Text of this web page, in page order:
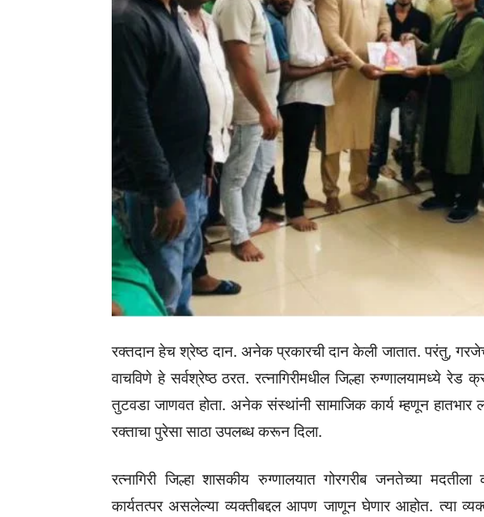
रक्तदान हेच श्रेष्ठ दान. अनेक प्रकारची दान केली जातात. परंतु,
वाचविणे हे सर्वश्रेष्ठ ठरत. रत्नागिरीमधील जिल्हा रुग्णालयामध्ये रेड
तुटवडा जाणवत होता. अनेक संस्थांनी सामाजिक कार्य म्हणून
रक्ताचा पुरेसा साठा उपलब्ध करून दिला.
रत्नागिरी जिल्हा शासकीय रुग्णालयात गोरगरीब जनतेच्या
कार्यतत्पर असलेल्या व्यक्तीबद्दल आपण जाणून घेणार आहोत. त्या